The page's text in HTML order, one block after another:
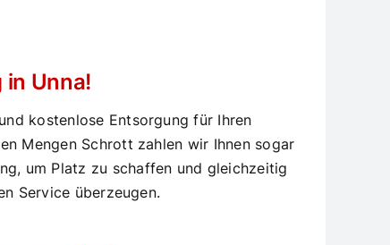
Unna!
kostenlose Entsorgung für Ihren
Mengen Schrott zahlen wir Ihnen sogar
um Platz zu schaffen und gleichzeitig
Service überzeugen.